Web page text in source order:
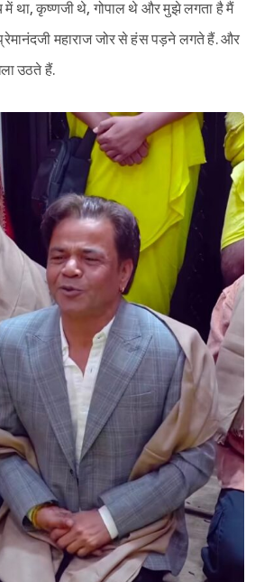
में था, कृष्णजी थे, गोपाल थे और मुझे लगता है मैं
महाराज जोर से हंस पड़ने लगते हैं. और
उठते हैं.